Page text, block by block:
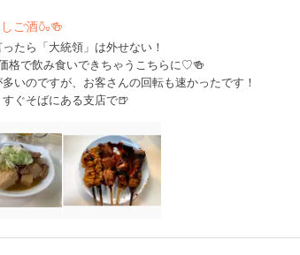
ご酒🍶🍻
たら「大統領」は外せない！
格で飲み食いできちゃうこちらに♡🍻
いのですが、お客さんの回転も速かったです！
ぐそばにある支店で🍺